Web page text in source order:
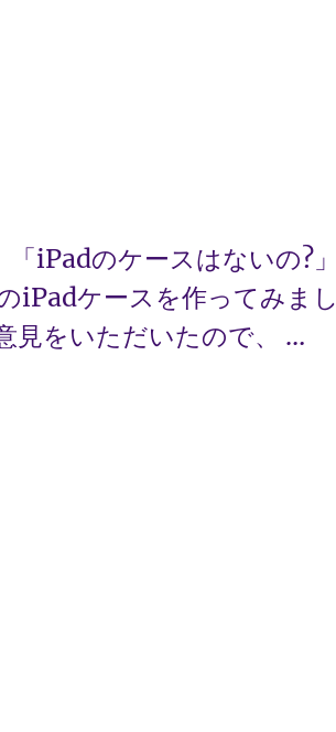
iPadのケースはないの?」
iPadケースを作ってみまし
見をいただいたので、 …